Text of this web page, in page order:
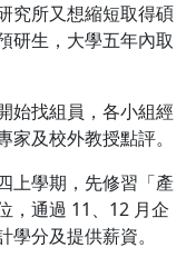
究所又想縮短取得碩
研生，大學五年內取
始找組員，各小組經
及校外教授點評。
上學期，先修習「產
，通過 11、12 月企
分及提供薪資。